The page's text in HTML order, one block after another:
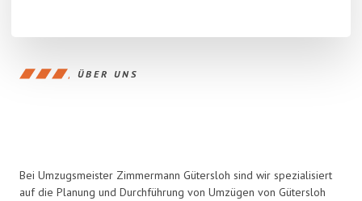
ÜBER UNS
Bei Umzugsmeister Zimmermann Gütersloh sind wir spezialisiert
auf die Planung und Durchführung von Umzügen von Gütersloh